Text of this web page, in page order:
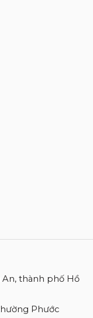
An, thành phố Hồ
Phước